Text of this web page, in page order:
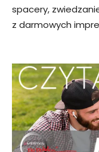
spacery,
z darmowych